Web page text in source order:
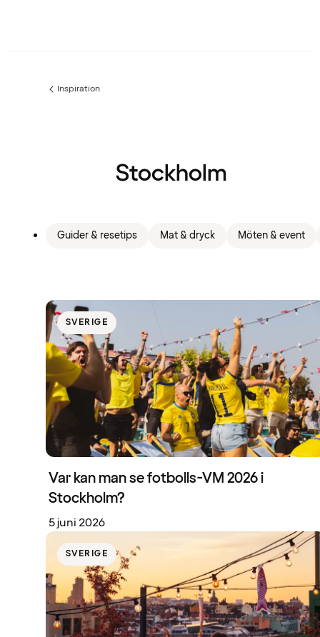
Föregående
Inspiration
Stockholm
Guider & resetips Mat & dryck Möten & event
SVERIGE
Var kan man se fotbolls-VM 2026 i
Stockholm?
5 juni 2026
SVERIGE